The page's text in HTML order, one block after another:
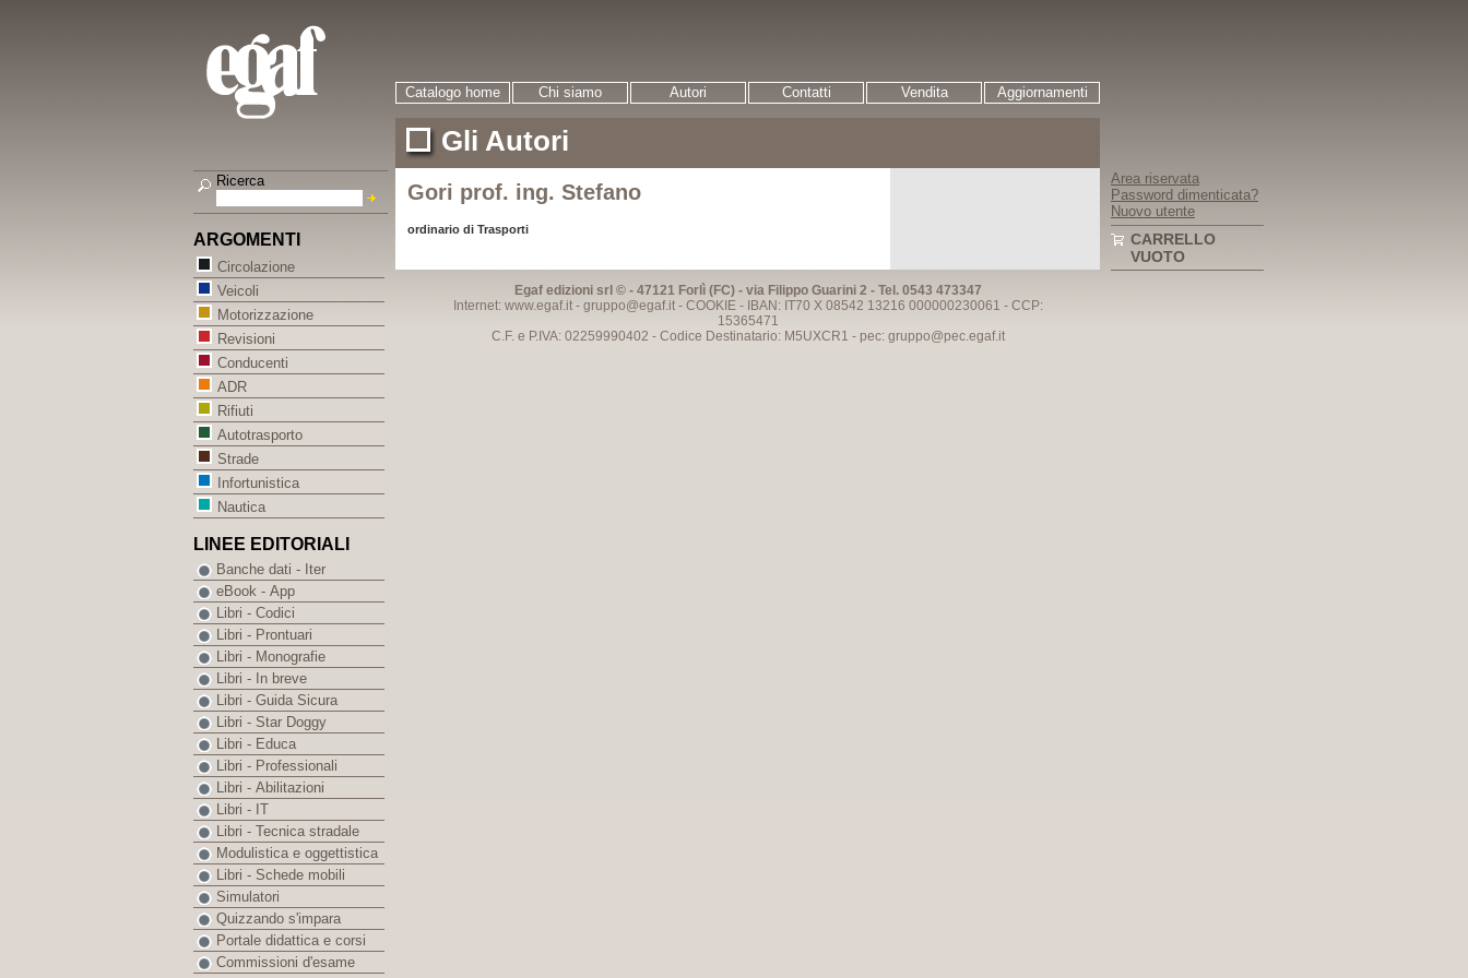
Catalogo home Chi siamo Autori Contatti Vendita Aggiornamenti
Gli Autori
Gori prof. ing. Stefano
ordinario di Trasporti
Egaf edizioni srl © - 47121 Forlì (FC) - via Filippo Guarini 2 - Tel. 0543 473347
Internet: www.egaf.it - gruppo@egaf.it- COOKIE- IBAN: IT70 X 08542 13216 000000230061 - CCP:
15365471
C.F. e P.IVA: 02259990402 - Codice Destinatario: M5UXCR1 - pec: gruppo@pec.egaf.it
Ricerca
ARGOMENTI
Circolazione
Veicoli
Motorizzazione
Revisioni
Conducenti
ADR
Rifiuti
Autotrasporto
Strade
Infortunistica
Nautica
LINEE EDITORIALI
Banche dati - Iter
eBook - App
Libri - Codici
Libri - Prontuari
Libri - Monografie
Libri - In breve
Libri - Guida Sicura
Libri - Star Doggy
Libri - Educa
Libri - Professionali
Libri - Abilitazioni
Libri - IT
Libri - Tecnica stradale
Modulistica e oggettistica
Libri - Schede mobili
Simulatori
Quizzando s'impara
Portale didattica e corsi
Commissioni d'esame
Area riservata
Password dimenticata?
Nuovo utente
CARRELLO
VUOTO